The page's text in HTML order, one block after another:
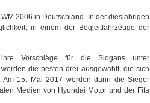
2006 in Deutschland. In der diesjährigen
in einem der Begleitfahrzeuge der
Vorschläge für die Slogans unter
die besten drei ausgewählt, die sich
15. Mai 2017 werden dann die Sieger
Medien von Hyundai Motor und der Fifa